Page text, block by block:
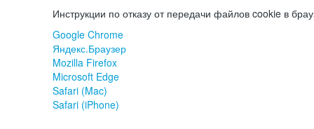
Инструкции по отказу от передачи файлов cookie в
Google Chrome
Яндекс.Браузер
Mozilla Firefox
Microsoft Edge
Safari (Mac)
Safari (iPhone)